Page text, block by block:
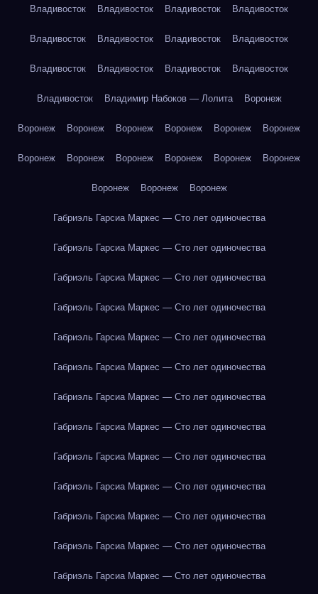
Владивосток Владивосток Владивосток Владивосток
Владивосток Владивосток Владивосток Владивосток
Владивосток Владивосток Владивосток Владивосток
Владивосток Владимир Набоков — Лолита Воронеж
Воронеж Воронеж Воронеж Воронеж Воронеж Воронеж
Воронеж Воронеж Воронеж Воронеж Воронеж Воронеж
Воронеж Воронеж Воронеж
Габриэль Гарсиа Маркес — Сто лет одиночества
Габриэль Гарсиа Маркес — Сто лет одиночества
Габриэль Гарсиа Маркес — Сто лет одиночества
Габриэль Гарсиа Маркес — Сто лет одиночества
Габриэль Гарсиа Маркес — Сто лет одиночества
Габриэль Гарсиа Маркес — Сто лет одиночества
Габриэль Гарсиа Маркес — Сто лет одиночества
Габриэль Гарсиа Маркес — Сто лет одиночества
Габриэль Гарсиа Маркес — Сто лет одиночества
Габриэль Гарсиа Маркес — Сто лет одиночества
Габриэль Гарсиа Маркес — Сто лет одиночества
Габриэль Гарсиа Маркес — Сто лет одиночества
Габриэль Гарсиа Маркес — Сто лет одиночества